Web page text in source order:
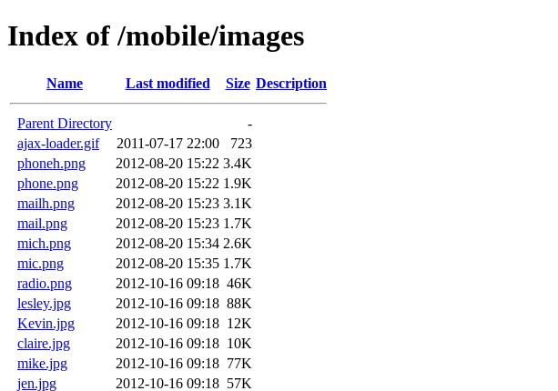
Index of /mobile/images
Name Last modified Size Description
Parent Directory
-
ajax-loader.gif
2011-07-17 22:00
723
phoneh.png
2012-08-20 15:22 3.4K
phone.png
2012-08-20 15:22 1.9K
mailh.png
2012-08-20 15:23 3.1K
mail.png
2012-08-20 15:23 1.7K
mich.png
2012-08-20 15:34 2.6K
mic.png
2012-08-20 15:35 1.7K
radio.png
2012-10-16 09:18 46K
lesley.jpg
2012-10-16 09:18 88K
Kevin.jpg
2012-10-16 09:18 12K
claire.jpg
2012-10-16 09:18 10K
mike.jpg
2012-10-16 09:18 77K
jen.jpg
2012-10-16 09:18 57K